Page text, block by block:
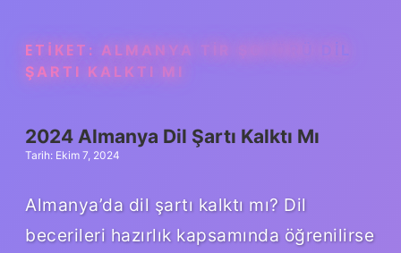
ETIKET: ALMANYA TIR ŞOFÖRÜ DIL
ŞARTI KALKTI MI
2024 Almanya Dil Şartı Kalktı Mı
Tarih: Ekim 7, 2024
Almanya’da dil şartı kalktı mı? Dil
becerileri hazırlık kapsamında öğrenilirse